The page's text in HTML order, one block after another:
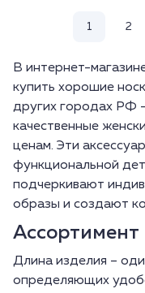
1 2
В интернет-
купить хорошие
других городах РФ
качественные
ценам. Эти
функциональной
подчеркивают
образы и создают
Ассортимент
Длина изделия –
определяющих